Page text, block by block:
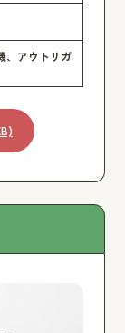
、アウトリガ